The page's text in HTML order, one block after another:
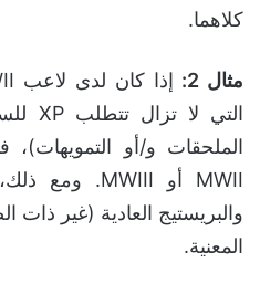
كلاهما.
مثال 2 :
الملحقات و/أو
المعنية.